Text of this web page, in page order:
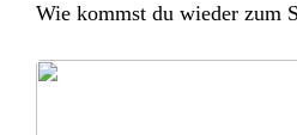
Wie kommst du wieder zum